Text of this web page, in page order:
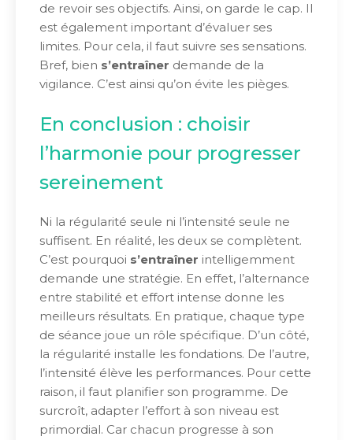
de revoir ses objectifs. Ainsi, on garde le cap. Il
est également important d’évaluer ses
limites. Pour cela, il faut suivre ses sensations.
Bref, bien s’entraîner demande de la
vigilance. C’est ainsi qu’on évite les pièges.
En conclusion : choisir
l’harmonie pour progresser
sereinement
Ni la régularité seule ni l’intensité seule ne
suffisent. En réalité, les deux se complètent.
C’est pourquoi s’entraîner intelligemment
demande une stratégie. En effet, l’alternance
entre stabilité et effort intense donne les
meilleurs résultats. En pratique, chaque type
de séance joue un rôle spécifique. D’un côté,
la régularité installe les fondations. De l’autre,
l’intensité élève les performances. Pour cette
raison, il faut planifier son programme. De
surcroît, adapter l’effort à son niveau est
primordial. Car chacun progresse à son